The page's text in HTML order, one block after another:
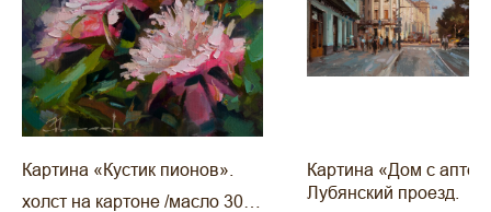
Картина «Кустик пионов».
холст на картоне /масло 30 x
Картина «Дом с
Лубянский проезд.